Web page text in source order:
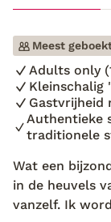
Meest
Adults only
Kleinschalig
Authentieke
traditionele
Wat een
in de heuvels
vanzelf. Ik